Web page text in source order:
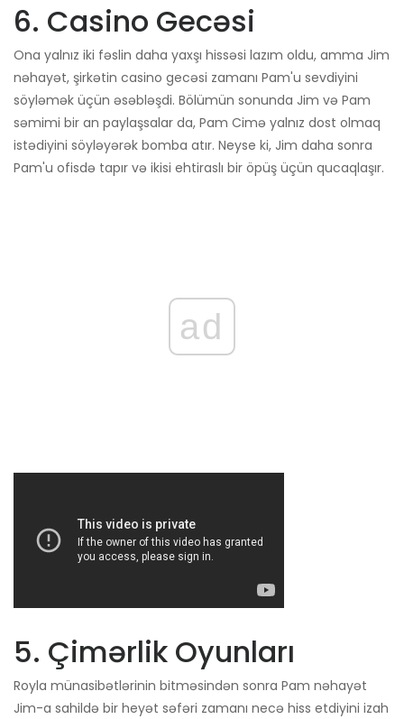
6. Casino Gecəsi
Ona yalnız iki fəslin daha yaxşı hissəsi lazım oldu, amma Jim
nəhayət, şirkətin casino gecəsi zamanı Pam'u sevdiyini
söyləmək üçün əsəbləşdi. Bölümün sonunda Jim və Pam
səmimi bir an paylaşsalar da, Pam Cimə yalnız dost olmaq
istədiyini söyləyərək bomba atır. Neyse ki, Jim daha sonra
Pam'u ofisdə tapır və ikisi ehtiraslı bir öpüş üçün qucaqlaşır.
ad
5. Çimərlik Oyunları
Royla münasibətlərinin bitməsindən sonra Pam nəhayət
Jim-a sahildə bir heyət səfəri zamanı necə hiss etdiyini izah